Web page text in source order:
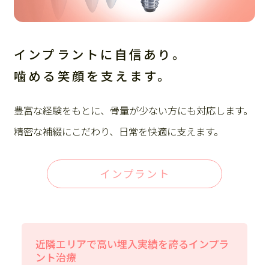
インプラントに自信あり。
噛める笑顔を支えます。
豊富な経験をもとに、骨量が少ない方にも対応します。
精密な補綴にこだわり、日常を快適に支えます。
インプラント
近隣エリアで高い埋入実績を誇るインプラ
ント治療